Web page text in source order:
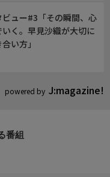
powered by J:magazine!
ュー#3「その瞬間、心
く。早見沙織が大切に
い方」
番組